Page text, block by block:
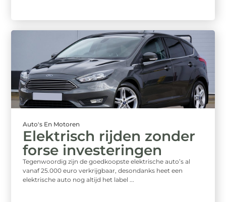
Auto's En Motoren
Elektrisch rijden zonder
forse investeringen
Tegenwoordig zijn de goedkoopste elektrische auto’s al
vanaf 25.000 euro verkrijgbaar, desondanks heet een
elektrische auto nog altijd het label ...